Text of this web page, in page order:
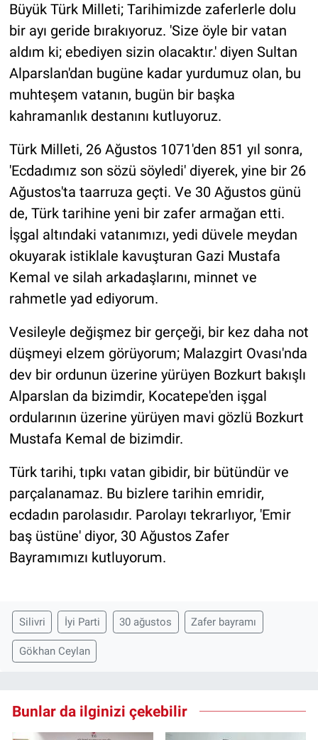
Büyük Türk Milleti; Tarihimizde zaferlerle dolu
bir ayı geride bırakıyoruz. 'Size öyle bir vatan
aldım ki; ebediyen sizin olacaktır.' diyen Sultan
Alparslan'dan bugüne kadar yurdumuz olan, bu
muhteşem vatanın, bugün bir başka
kahramanlık destanını kutluyoruz.
Türk Milleti, 26 Ağustos 1071'den 851 yıl sonra,
'Ecdadımız son sözü söyledi' diyerek, yine bir 26
Ağustos'ta taarruza geçti. Ve 30 Ağustos günü
de, Türk tarihine yeni bir zafer armağan etti.
İşgal altındaki vatanımızı, yedi düvele meydan
okuyarak istiklale kavuşturan Gazi Mustafa
Kemal ve silah arkadaşlarını, minnet ve
rahmetle yad ediyorum.
Vesileyle değişmez bir gerçeği, bir kez daha not
düşmeyi elzem görüyorum; Malazgirt Ovası'nda
dev bir ordunun üzerine yürüyen Bozkurt bakışlı
Alparslan da bizimdir, Kocatepe'den işgal
ordularının üzerine yürüyen mavi gözlü Bozkurt
Mustafa Kemal de bizimdir.
Türk tarihi, tıpkı vatan gibidir, bir bütündür ve
parçalanamaz. Bu bizlere tarihin emridir,
ecdadın parolasıdır. Parolayı tekrarlıyor, 'Emir
baş üstüne' diyor, 30 Ağustos Zafer
Bayramımızı kutluyorum.
Silivri İyi Parti 30 ağustos Zafer bayramı
Gökhan Ceylan
Bunlar da ilginizi çekebilir